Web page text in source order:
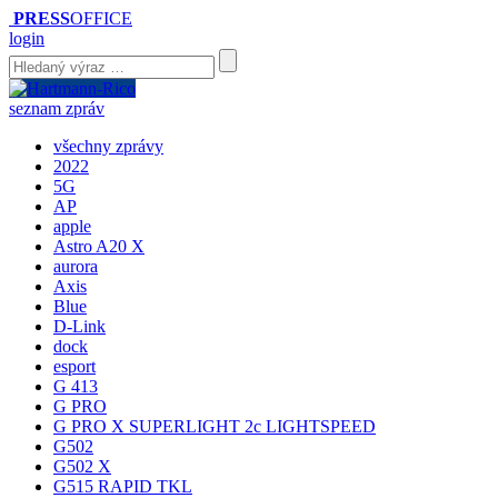
PRESSOFFICE
login
seznam zpráv
všechny zprávy
2022
5G
AP
apple
Astro A20 X
aurora
Axis
Blue
D-Link
dock
esport
G 413
G PRO
G PRO X SUPERLIGHT 2c LIGHTSPEED
G502
G502 X
G515 RAPID TKL